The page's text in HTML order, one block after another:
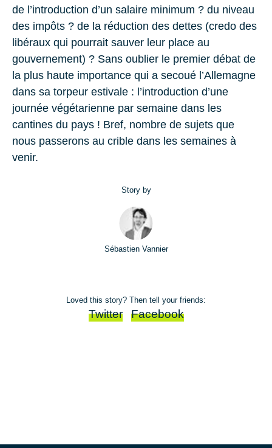
de l’introduction d’un salaire minimum ? du niveau
des impôts ? de la réduction des dettes (credo des
libéraux qui pourrait sauver leur place au
gouvernement) ? Sans oublier le premier débat de
la plus haute importance qui a secoué l’Allemagne
dans sa torpeur estivale : l’introduction d’une
journée végétarienne par semaine dans les
cantines du pays ! Bref, nombre de sujets que
nous passerons au crible dans les semaines à
venir.
Story by
Sébastien Vannier
Loved this story? Then tell your friends:
Twitter Facebook